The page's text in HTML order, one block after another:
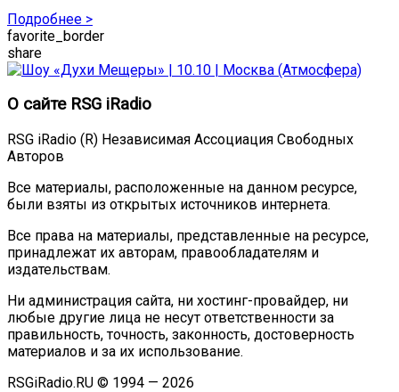
Подробнее >
favorite_border
share
О сайте RSG iRadio
RSG iRadio (R) Независимая Ассоциация Свободных
Авторов
Все материалы, расположенные на данном ресурсе,
были взяты из открытых источников интернета.
Все права на материалы, представленные на ресурсе,
принадлежат их авторам, правообладателям и
издательствам.
Ни администрация сайта, ни хостинг-провайдер, ни
любые другие лица не несут ответственности за
правильность, точность, законность, достоверность
материалов и за их использование.
RSGiRadio.RU © 1994 — 2026